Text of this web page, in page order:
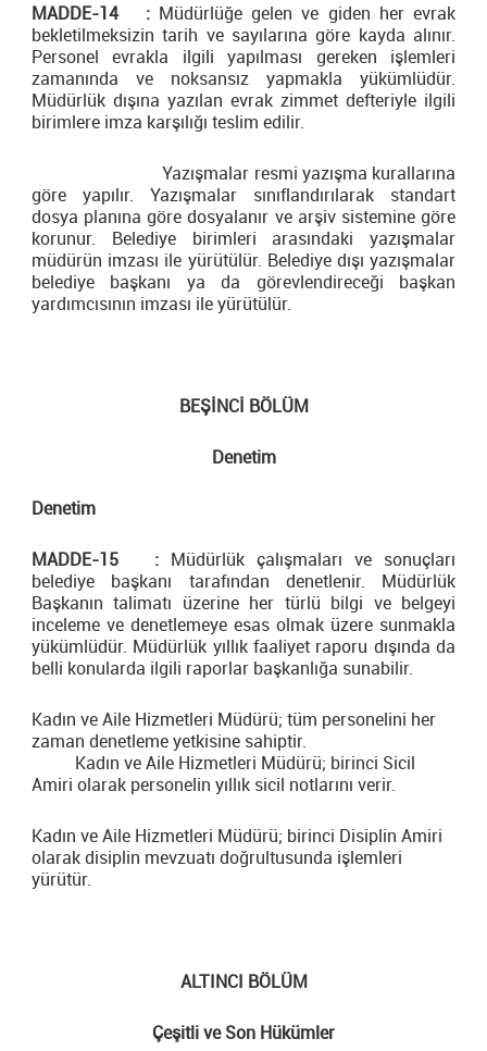
MADDE-14 : Müdürlüğe gelen ve giden her evrak
bekletilmeksizin tarih ve sayılarına göre kayda alınır.
Personel evrakla ilgili yapılması gereken işlemleri
zamanında ve noksansız yapmakla yükümlüdür.
Müdürlük dışına yazılan evrak zimmet defteriyle ilgili
birimlere imza karşılığı teslim edilir.
Yazışmalar resmi yazışma kurallarına
göre yapılır. Yazışmalar sınıflandırılarak standart
dosya planına göre dosyalanır ve arşiv sistemine göre
korunur. Belediye birimleri arasındaki yazışmalar
müdürün imzası ile yürütülür. Belediye dışı yazışmalar
belediye başkanı ya da görevlendireceği başkan
yardımcısının imzası ile yürütülür.
BEŞİNCİ BÖLÜM
Denetim
Denetim
MADDE-15 : Müdürlük çalışmaları ve sonuçları
belediye başkanı tarafından denetlenir. Müdürlük
Başkanın talimatı üzerine her türlü bilgi ve belgeyi
inceleme ve denetlemeye esas olmak üzere sunmakla
yükümlüdür. Müdürlük yıllık faaliyet raporu dışında da
belli konularda ilgili raporlar başkanlığa sunabilir.
Kadın ve Aile Hizmetleri Müdürü; tüm personelini her
zaman denetleme yetkisine sahiptir.
Kadın ve Aile Hizmetleri Müdürü; birinci Sicil
Amiri olarak personelin yıllık sicil notlarını verir.
Kadın ve Aile Hizmetleri Müdürü; birinci Disiplin Amiri
olarak disiplin mevzuatı doğrultusunda işlemleri
yürütür.
ALTINCI BÖLÜM
Çeşitli ve Son Hükümler